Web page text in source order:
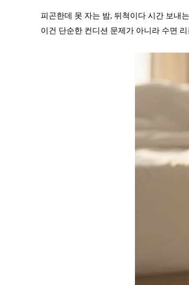
피곤한데 못 자는 밤, 뒤척이다 시간 보내
이건 단순한 컨디션 문제가 아니라 수면